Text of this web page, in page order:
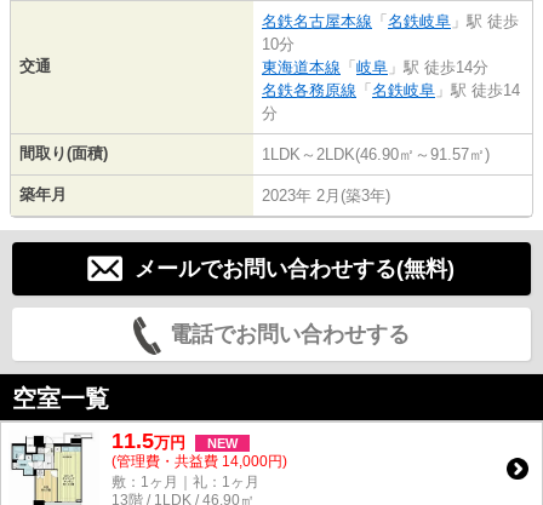
交通
名鉄名古屋本線 「 名鉄岐阜 」駅 徒歩
10分
東海道本線 「 岐阜 」駅 徒歩14分
名鉄各務原線 「 名鉄岐阜 」駅 徒歩14
分
間取り(面積) 1LDK～2LDK(46.90㎡～91.57㎡)
築年月 2023年 2月(築3年)
メールでお問い合わせする(無料)
電話でお問い合わせする
空室一覧
11.5万円 NEW
(管理費・共益費 14,000円)
敷：1ヶ月｜礼：1ヶ月
13階 / 1LDK / 46.90㎡